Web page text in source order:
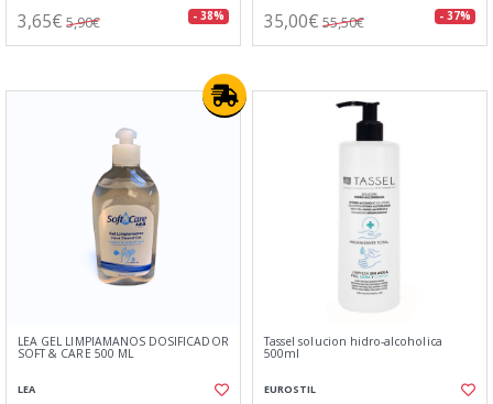
3,65€ 5,90€ - 38% 35,00€ 55,50€ - 37%
LEA GEL LIMPIAMANOS DOSIFICADOR
SOFT & CARE 500 ML
LEA
Tassel solucion hidro-alcoholica
500ml
EUROSTIL